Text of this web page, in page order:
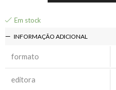
Em stock
INFORMAÇÃO ADICIONAL
formato
editora